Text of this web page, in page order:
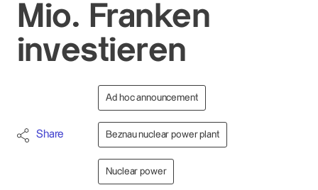
Mio. Franken
investieren
Share
Ad hoc announcement
Beznau nuclear power plant
Nuclear power